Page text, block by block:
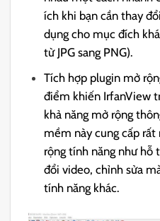
ích khi bạn cần thay
dụng cho mục đích
từ JPG sang PNG).
Tích hợp plugin mở
điểm khiến IrfanView
khả năng mở rộng
mềm này cung cấp
rộng tính năng như hỗ
đổi video, chỉnh sửa
tính năng khác.